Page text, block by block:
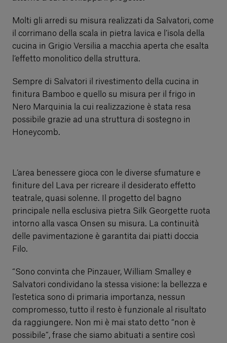
Molti gli arredi su misura realizzati da Salvatori, come
il corrimano della scala in pietra lavica e l’isola della
cucina in Grigio Versilia a macchia aperta che esalta
l’effetto monolitico della struttura.
Sempre di Salvatori il rivestimento della cucina in
finitura Bamboo e quello su misura per il frigo in
Nero Marquinia la cui realizzazione è stata resa
possibile grazie ad una struttura di sostegno in
Honeycomb.
L’area benessere gioca con le diverse sfumature e
finiture del Lava per ricreare il desiderato effetto
teatrale, quasi solenne. Il progetto del bagno
principale nella esclusiva pietra Silk Georgette ruota
intorno alla vasca Onsen su misura. La continuità
delle pavimentazione è garantita dai piatti doccia
Filo.
“Sono convinta che Pinzauer, William Smalley e
Salvatori condividano la stessa visione: la bellezza e
l’estetica sono di primaria importanza, nessun
compromesso, tutto il resto è funzionale al risultato
da raggiungere. Non mi è mai stato detto “non è
possibile”, frase che siamo abituati a sentire così